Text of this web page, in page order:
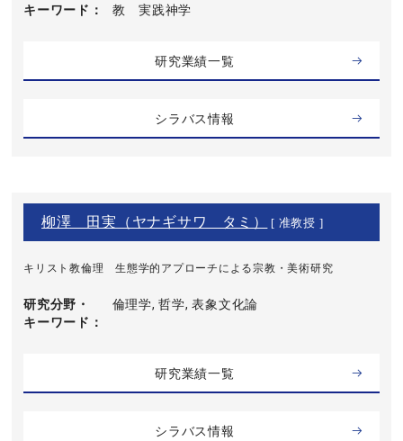
キーワード
教 実践神学
研究業績一覧
シラバス情報
柳澤 田実（ヤナギサワ タミ） [ 准教授 ]
キリスト教倫理 生態学的アプローチによる宗教・美術研究
研究分野・
キーワード
倫理学, 哲学, 表象文化論
研究業績一覧
シラバス情報